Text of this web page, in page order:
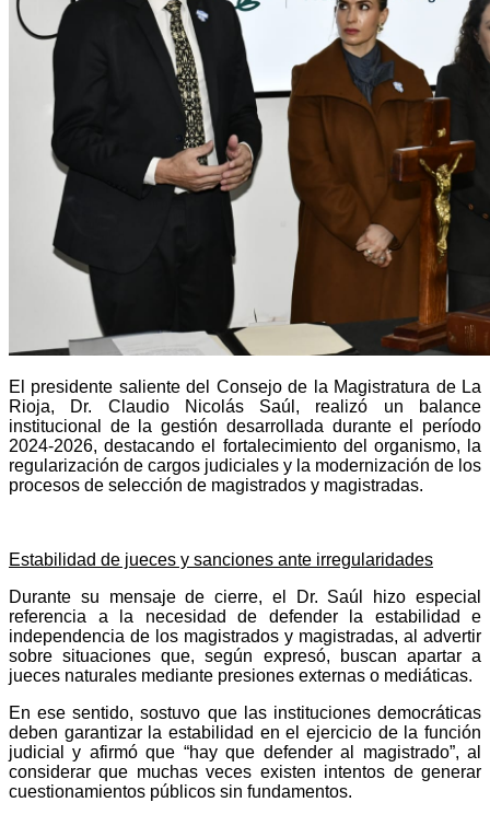
El presidente saliente del Consejo de la Magistratura de La
Rioja, Dr. Claudio Nicolás Saúl, realizó un balance
institucional de la gestión desarrollada durante el período
2024-2026, destacando el fortalecimiento del organismo, la
regularización de cargos judiciales y la modernización de los
procesos de selección de magistrados y magistradas.
Estabilidad de jueces y sanciones ante irregularidades
Durante su mensaje de cierre, el Dr. Saúl hizo especial
referencia a la necesidad de defender la estabilidad e
independencia de los magistrados y magistradas, al advertir
sobre situaciones que, según expresó, buscan apartar a
jueces naturales mediante presiones externas o mediáticas.
En ese sentido, sostuvo que las instituciones democráticas
deben garantizar la estabilidad en el ejercicio de la función
judicial y afirmó que “hay que defender al magistrado”, al
considerar que muchas veces existen intentos de generar
cuestionamientos públicos sin fundamentos.